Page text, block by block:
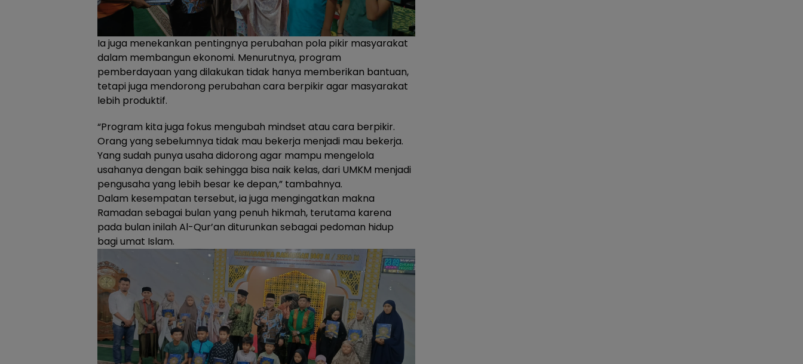
Ia juga menekankan pentingnya perubahan pola pikir masyarakat
dalam membangun ekonomi. Menurutnya, program
pemberdayaan yang dilakukan tidak hanya memberikan bantuan,
tetapi juga mendorong perubahan cara berpikir agar masyarakat
lebih produktif.
“Program kita juga fokus mengubah mindset atau cara berpikir.
Orang yang sebelumnya tidak mau bekerja menjadi mau bekerja.
Yang sudah punya usaha didorong agar mampu mengelola
usahanya dengan baik sehingga bisa naik kelas, dari UMKM menjadi
pengusaha yang lebih besar ke depan,” tambahnya.
Dalam kesempatan tersebut, ia juga mengingatkan makna
Ramadan sebagai bulan yang penuh hikmah, terutama karena
pada bulan inilah Al-Qur’an diturunkan sebagai pedoman hidup
bagi umat Islam.